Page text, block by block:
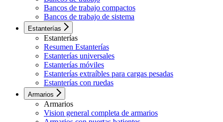
Bancos de trabajo compactos
Bancos de trabajo de sistema
Estanterías
Estanterías
Resumen Estanterías
Estanterías universales
Estanterías móviles
Estanterías extraíbles para cargas pesadas
Estanterías con ruedas
Armarios
Armarios
Vision general completa de armarios